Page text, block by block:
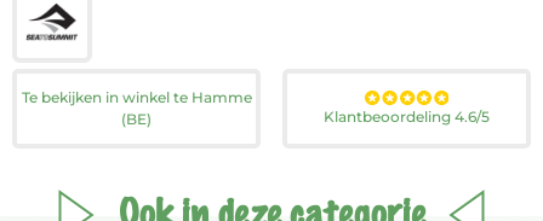
Te bekijken in winkel te Hamme
(BE)
Klantbeoordeling 4.6/5